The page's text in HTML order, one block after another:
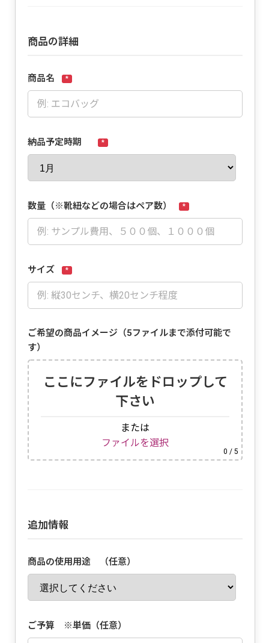
商品の詳細
商品名 *
納品予定時期 *
数量（※靴紐などの場合はペア数） *
サイズ *
ご希望の商品イメージ（5ファイルまで添付可能で
す）
ここにファイルをドロップして
下さい
または
ファイルを選択
0 / 5
追加情報
商品の使用用途 （任意）
ご予算 ※単価（任意）